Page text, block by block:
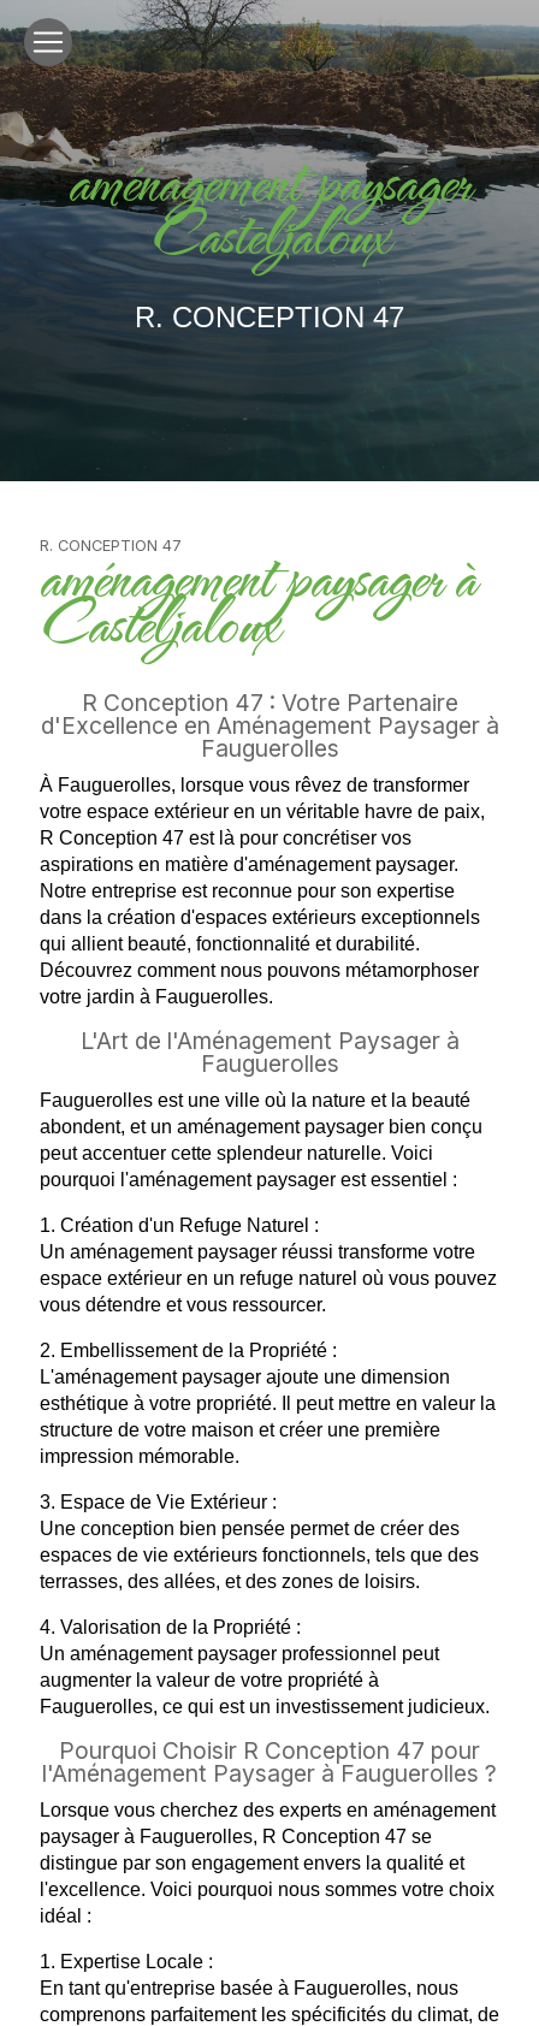
aménagement paysager
Casteljaloux
R. CONCEPTION 47
R. CONCEPTION 47
aménagement paysager à
Casteljaloux
R Conception 47 : Votre Partenaire
d'Excellence en Aménagement Paysager à
Fauguerolles
À Fauguerolles, lorsque vous rêvez de transformer
votre espace extérieur en un véritable havre de paix,
R Conception 47 est là pour concrétiser vos
aspirations en matière d'aménagement paysager.
Notre entreprise est reconnue pour son expertise
dans la création d'espaces extérieurs exceptionnels
qui allient beauté, fonctionnalité et durabilité.
Découvrez comment nous pouvons métamorphoser
votre jardin à Fauguerolles.
L'Art de l'Aménagement Paysager à
Fauguerolles
Fauguerolles est une ville où la nature et la beauté
abondent, et un aménagement paysager bien conçu
peut accentuer cette splendeur naturelle. Voici
pourquoi l'aménagement paysager est essentiel :
1. Création d'un Refuge Naturel :
Un aménagement paysager réussi transforme votre
espace extérieur en un refuge naturel où vous pouvez
vous détendre et vous ressourcer.
2. Embellissement de la Propriété :
L'aménagement paysager ajoute une dimension
esthétique à votre propriété. Il peut mettre en valeur la
structure de votre maison et créer une première
impression mémorable.
3. Espace de Vie Extérieur :
Une conception bien pensée permet de créer des
espaces de vie extérieurs fonctionnels, tels que des
terrasses, des allées, et des zones de loisirs.
4. Valorisation de la Propriété :
Un aménagement paysager professionnel peut
augmenter la valeur de votre propriété à
Fauguerolles, ce qui est un investissement judicieux.
Pourquoi Choisir R Conception 47 pour
l'Aménagement Paysager à Fauguerolles ?
Lorsque vous cherchez des experts en aménagement
paysager à Fauguerolles, R Conception 47 se
distingue par son engagement envers la qualité et
l'excellence. Voici pourquoi nous sommes votre choix
idéal :
1. Expertise Locale :
En tant qu'entreprise basée à Fauguerolles, nous
comprenons parfaitement les spécificités du climat, de
Panneau de gestion des cookies